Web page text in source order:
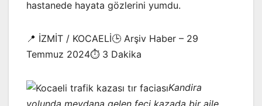
hastanede hayata gözlerini yumdu.
📍 İZMİT / KOCAELİ🕒 Arşiv Haber – 29
Temmuz 2024⏱️ 3 Dakika
Kandira